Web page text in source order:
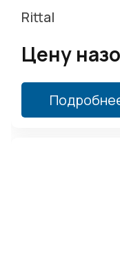
Rittal
Цену